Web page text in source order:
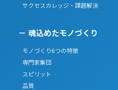
サクセスカレッジ・課題解決
魂込めたモノづくり
モノづくり6つの特徴
専門家集団
スピリット
品質